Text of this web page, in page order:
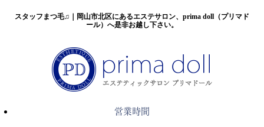
スタッフまつ毛♫｜岡山市北区にあるエステサロン、prima doll（プリマド
ール）へ是非お越し下さい。
営業時間